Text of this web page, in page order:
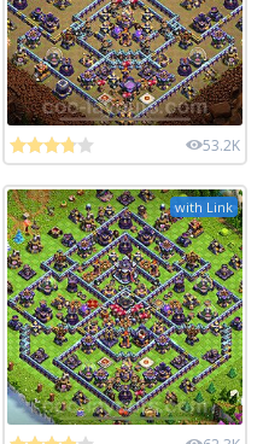
53.2K
with Link